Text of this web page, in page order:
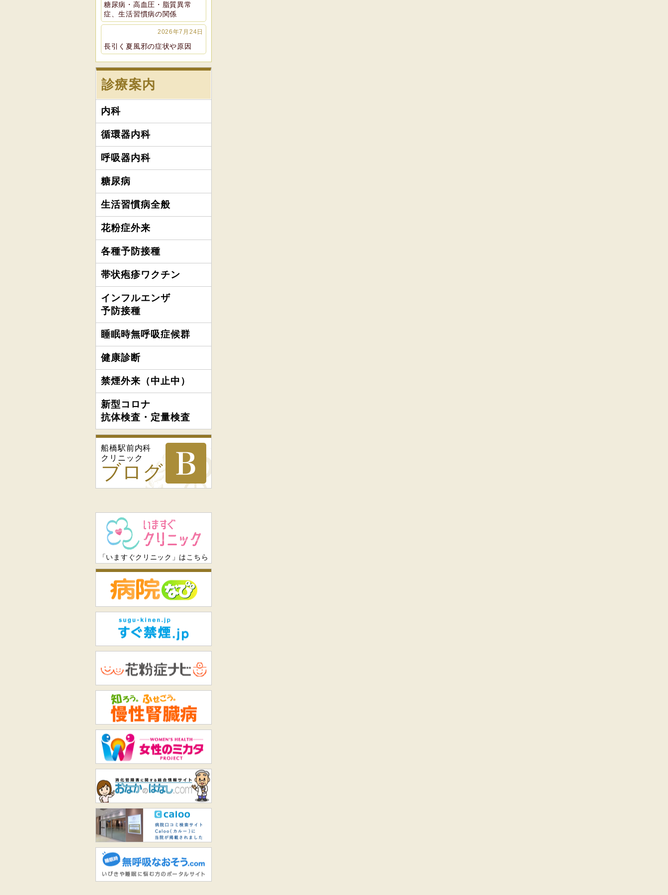
糖尿病・高血圧・脂質異常
症、生活習慣病の関係
2026年7月24日
長引く夏風邪の症状や原因
診療案内
内科
循環器内科
呼吸器内科
糖尿病
生活習慣病全般
花粉症外来
各種予防接種
帯状疱疹ワクチン
インフルエンザ
予防接種
睡眠時無呼吸症候群
健康診断
禁煙外来（中止中）
新型コロナ
抗体検査・定量検査
船橋駅前内科
クリニック
ブログ
「いますぐクリニック」はこちら